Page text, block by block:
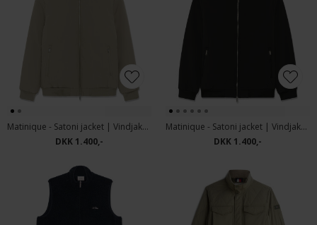
Matinique - Satoni jacket | Vindjakke Brindle
DKK 1.400,-
Matinique - Satoni jacket | Vindjakke Black
DKK 1.400,-